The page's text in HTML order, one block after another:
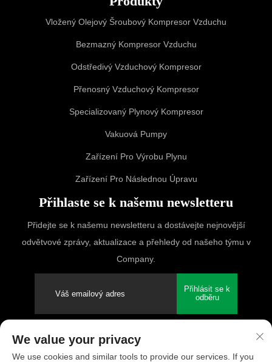
Vložený Olejový Šroubový Kompresor Vzduchu
Bezmazný Kompresor Vzduchu
Odstředivý Vzduchový Kompresor
Přenosný Vzduchový Kompresor
Specializovaný Plynový Kompresor
Vakuová Pumpy
Zařízení Pro Výrobu Plynu
Zařízení Pro Následnou Úpravu
Přihlaste se k našemu newsletteru
Přidejte se k našemu newsletteru a dostávejte nejnovější
odvětvové zprávy, aktualizace a přehledy od našeho týmu v
Company.
Přihlásit se k
odběru
We value your privacy
We use cookies and similar tools to provide our services. If you